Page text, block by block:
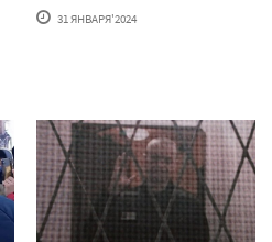
31 ЯНВАРЯ'2024